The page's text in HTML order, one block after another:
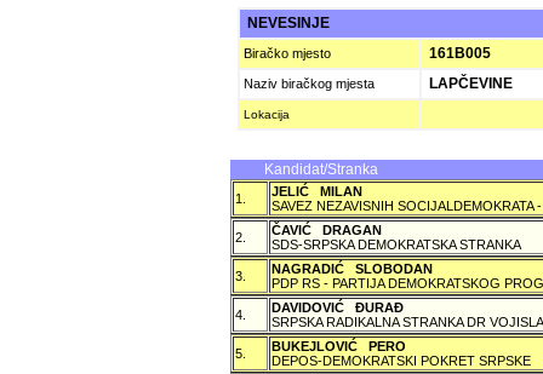
NEVESINJE
Biračko mjesto 161B005
Naziv biračkog mjesta LAPČEVINE
Lokacija
Kandidat/Stranka
1.
JELIĆ MILAN
SAVEZ NEZAVISNIH SOCIJALDEMOKRATA
2.
ČAVIĆ DRAGAN
SDS-SRPSKA DEMOKRATSKA STRANKA
3.
NAGRADIĆ SLOBODAN
PDP RS - PARTIJA DEMOKRATSKOG
4.
DAVIDOVIĆ ÐURAÐ
SRPSKA RADIKALNA STRANKA DR
5.
BUKEJLOVIĆ PERO
DEPOS-DEMOKRATSKI POKRET SRPSKE